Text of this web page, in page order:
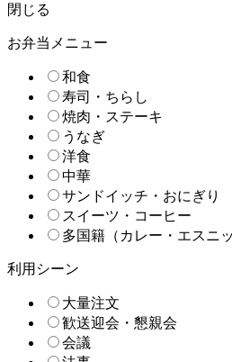
閉じる
お弁当メニュー
和食
寿司・ちらし
焼肉・ステーキ
うなぎ
洋食
中華
サンドイッチ・おにぎり
スイーツ・コーヒー
多国籍（カレー・エスニッ
利用シーン
大量注文
歓送迎会・懇親会
会議